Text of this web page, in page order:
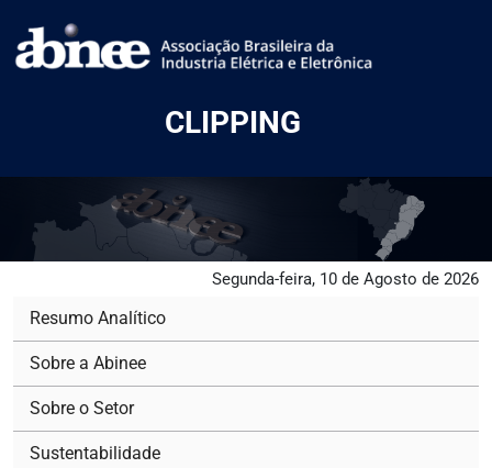
CLIPPING
Segunda-feira, 10 de Agosto de 2026
Resumo Analítico
Sobre a Abinee
Sobre o Setor
Sustentabilidade